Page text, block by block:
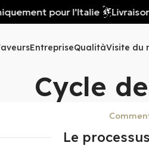
Livraison gratuite à
EntrepriseQualitàVisite du
Cycle
Le